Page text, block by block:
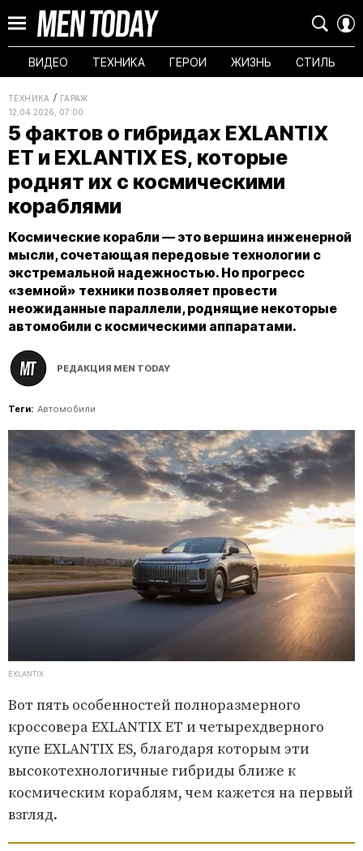
ВИДЕО ТЕХНИКА ГЕРОИ ЖИЗНЬ СТИЛЬ
ТЕХНИКА
ГАРАЖ
12.04.2026, 07:00
5 фактов о гибридах EXLANTIX
ET и EXLANTIX ES, которые
роднят их с космическими
кораблями
Космические корабли — это вершина инженерной
мысли, сочетающая передовые технологии c
экстремальной надежностью. Но прогресс
«земной» техники позволяет провести
неожиданные параллели, роднящие некоторые
автомобили с космическими аппаратами.
РЕДАКЦИЯ MEN TODAY
Теги: Автомобили
EXLANTIX
Вот пять особенностей полноразмерного
кроссовера EXLANTIX ET и четырехдверного
купе EXLANTIX ES, благодаря которым эти
высокотехнологичные гибриды ближе к
космическим кораблям, чем кажется на первый
взгляд.